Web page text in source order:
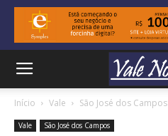
Início Vale São José dos Campos
Vale São José dos Campos